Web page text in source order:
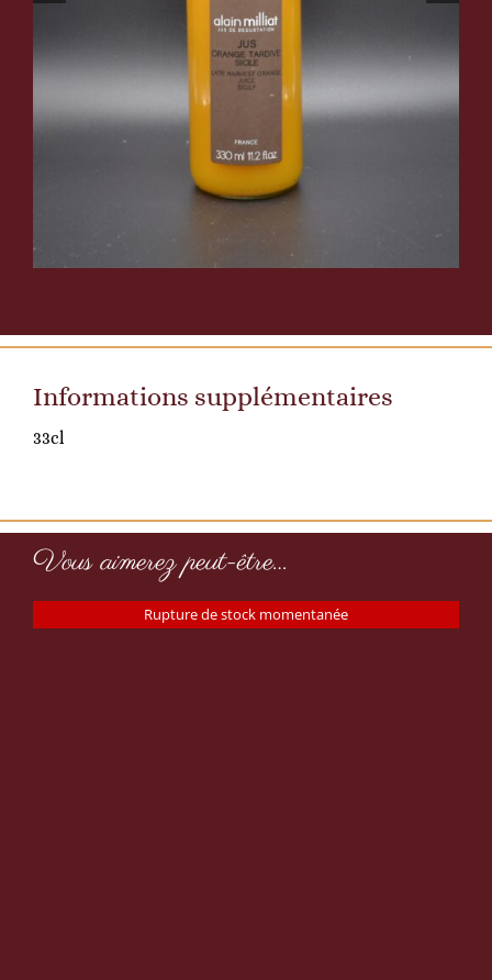
Informations supplémentaires
33cl
Vous aimerez peut-être…
Rupture de stock momentanée